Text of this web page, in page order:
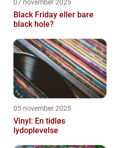
07 november 2025
Black Friday eller bare
black hole?
05 november 2025
Vinyl: En tidløs
lydoplevelse